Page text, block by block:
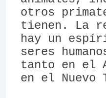
otros
tienen. La
hay un
seres
tanto en el
en el Nuevo